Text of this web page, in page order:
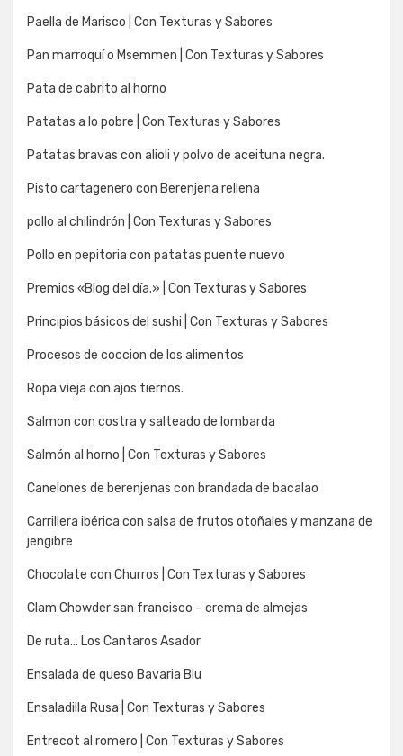
Paella de Marisco | Con Texturas y Sabores
Pan marroquí o Msemmen | Con Texturas y Sabores
Pata de cabrito al horno
Patatas a lo pobre | Con Texturas y Sabores
Patatas bravas con alioli y polvo de aceituna negra.
Pisto cartagenero con Berenjena rellena
pollo al chilindrón | Con Texturas y Sabores
Pollo en pepitoria con patatas puente nuevo
Premios «Blog del día.» | Con Texturas y Sabores
Principios básicos del sushi | Con Texturas y Sabores
Procesos de coccion de los alimentos
Ropa vieja con ajos tiernos.
Salmon con costra y salteado de lombarda
Salmón al horno | Con Texturas y Sabores
Canelones de berenjenas con brandada de bacalao
Carrillera ibérica con salsa de frutos otoñales y manzana de
jengibre
Chocolate con Churros | Con Texturas y Sabores
Clam Chowder san francisco – crema de almejas
De ruta… Los Cantaros Asador
Ensalada de queso Bavaria Blu
Ensaladilla Rusa | Con Texturas y Sabores
Entrecot al romero | Con Texturas y Sabores